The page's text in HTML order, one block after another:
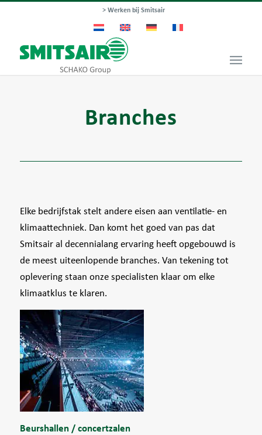
> Werken bij Smitsair
Branches
Elke bedrijfstak stelt andere eisen aan ventilatie- en
klimaattechniek. Dan komt het goed van pas dat
Smitsair al decennialang ervaring heeft opgebouwd is
de meest uiteenlopende branches. Van tekening tot
oplevering staan onze specialisten klaar om elke
klimaatklus te klaren.
Beurshallen / concertzalen